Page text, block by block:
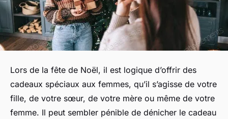
Lors de la fête de Noël, il est logique d’offrir des
cadeaux spéciaux aux femmes, qu’il s’agisse de votre
fille, de votre sœur, de votre mère ou même de votre
femme. Il peut sembler pénible de dénicher le cadeau